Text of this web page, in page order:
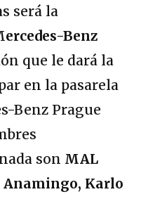
será la
ercedes-Benz
que le dará la
en la pasarela
Benz Prague
son MAL
Anamingo, Karlo